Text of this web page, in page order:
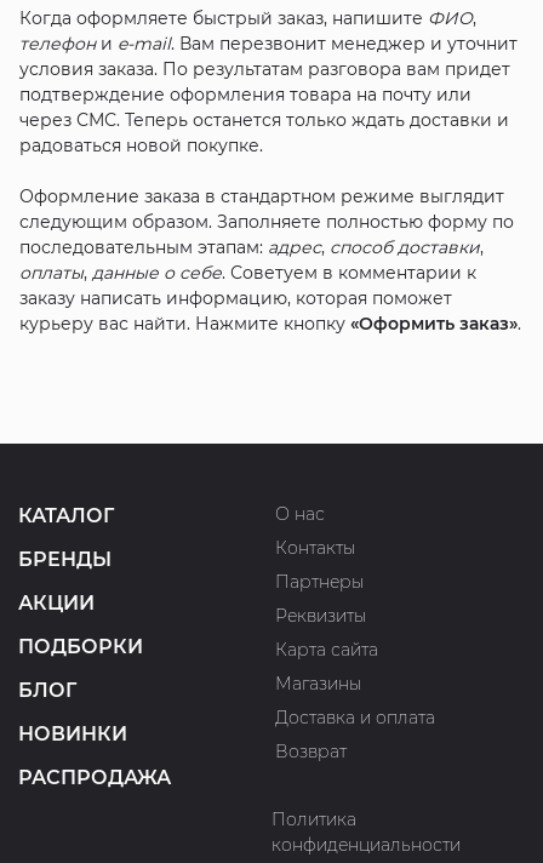
Когда оформляете быстрый заказ, напишите ФИО,
телефони e-mail. Вам перезвонит менеджер и уточнит
условия заказа. По результатам разговора вам придет
подтверждение оформления товара на почту или
через СМС. Теперь останется только ждать доставки и
радоваться новой покупке.
Оформление заказа в стандартном режиме выглядит
следующим образом. Заполняете полностью форму по
последовательным этапам: адрес, способ доставки,
оплаты, данные о себе. Советуем в комментарии к
заказу написать информацию, которая поможет
курьеру вас найти. Нажмите кнопку «Оформить заказ».
КАТАЛОГ
БРЕНДЫ
АКЦИИ
ПОДБОРКИ
БЛОГ
НОВИНКИ
РАСПРОДАЖА
О нас
Контакты
Партнеры
Реквизиты
Карта сайта
Магазины
Доставка и оплата
Возврат
Политика
конфиденциальности